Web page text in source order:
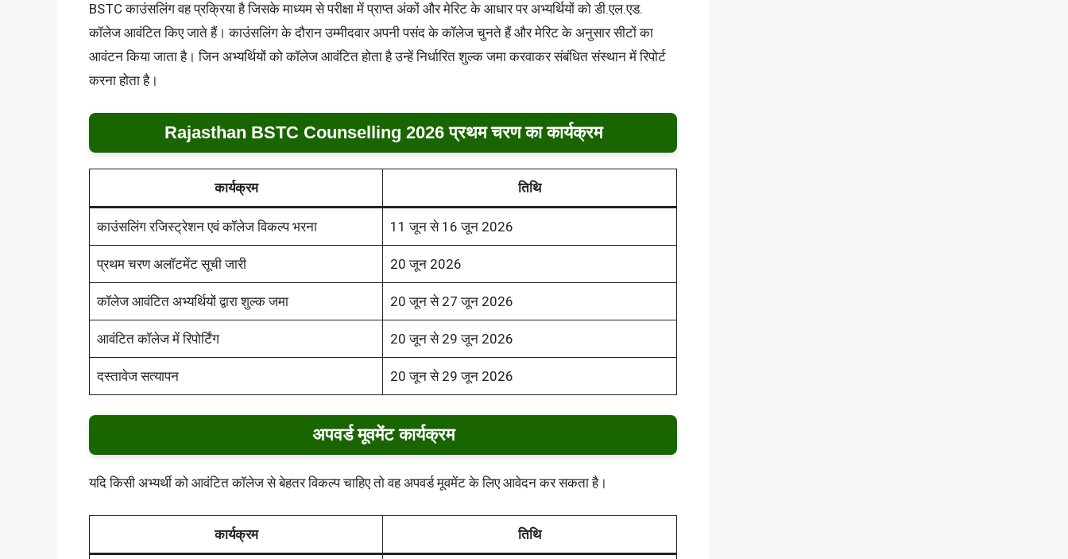
BSTC काउंसलिंग वह प्रक्रिया है जिसके माध्यम से परीक्षा में प्राप्त अंकों और मेरिट के आधार पर अभ्यर्थियों को डी.एल.एड.
कॉलेज आवंटित किए जाते हैं। काउंसलिंग के दौरान उम्मीदवार अपनी पसंद के कॉलेज चुनते हैं और मेरिट के अनुसार सीटों का
आवंटन किया जाता है। जिन अभ्यर्थियों को कॉलेज आवंटित होता है उन्हें निर्धारित शुल्क जमा करवाकर संबंधित संस्थान में रिपोर्ट
करना होता है।
Rajasthan BSTC Counselling 2026 प्रथम चरण का कार्यक्रम
कार्यक्रम तिथि
काउंसलिंग रजिस्ट्रेशन एवं कॉलेज विकल्प भरना 11 जून से 16 जून 2026
प्रथम चरण अलॉटमेंट सूची जारी 20 जून 2026
कॉलेज आवंटित अभ्यर्थियों द्वारा शुल्क जमा 20 जून से 27 जून 2026
आवंटित कॉलेज में रिपोर्टिंग 20 जून से 29 जून 2026
दस्तावेज सत्यापन 20 जून से 29 जून 2026
अपवर्ड मूवमेंट कार्यक्रम
यदि किसी अभ्यर्थी को आवंटित कॉलेज से बेहतर विकल्प चाहिए तो वह अपवर्ड मूवमेंट के लिए आवेदन कर सकता है।
कार्यक्रम तिथि